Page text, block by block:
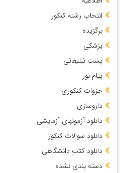
انتخاب رشته کنکور
برگزیده
پزشکی
پست تبلیغاتی
پیام نور
جزوات کنکوری
داروسازی
دانلود آزمونهای آزمایشی
دانلود سوالات کنکور
دانلود کتب دانشگاهی
دسته بندی نشده